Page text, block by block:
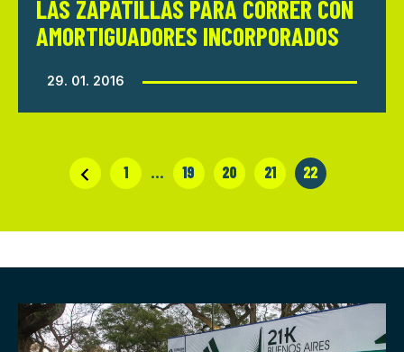
LAS ZAPATILLAS PARA CORRER CON
AMORTIGUADORES INCORPORADOS
29. 01. 2016
1 … 19 20 21 22